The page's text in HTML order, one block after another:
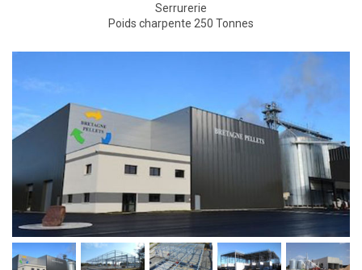
Serrurerie
Poids charpente 250 Tonnes